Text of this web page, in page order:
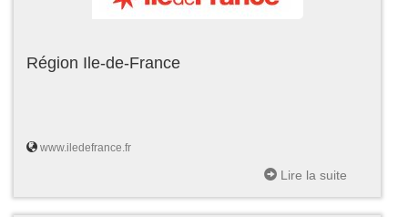
Région Ile-de-France
www.iledefrance.fr
Lire la suite